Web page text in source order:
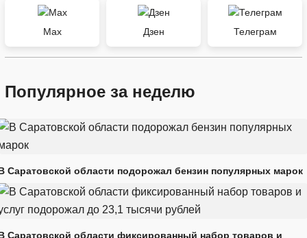
Max Дзен Телеграм
Популярное за неделю
Саратовской области подорожал бензин популярных марок
Саратовской области фиксированный набор товаров и